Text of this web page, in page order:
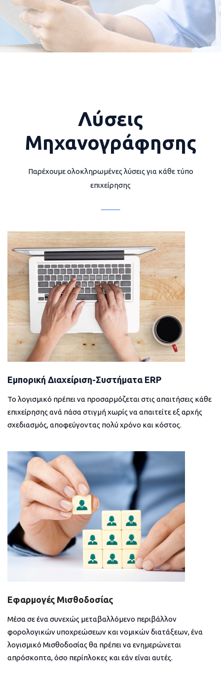
Λύσεις
Μηχανογράφησης
Παρέχουμε ολοκληρωμένες λύσεις για κάθε τύπο
επιχείρησης
Εμπορική Διαχείριση-Συστήματα ERP
Το λογισμικό πρέπει να προσαρμόζεται στις απαιτήσεις κάθε
επιχείρησης ανά πάσα στιγμή χωρίς να απαιτείτε εξ αρχής
σχεδιασμός, αποφεύγοντας πολύ χρόνο και κόστος.
Εφαρμογές Μισθοδοσίας
Μέσα σε ένα συνεχώς μεταβαλλόμενο περιβάλλον
φορολογικών υποχρεώσεων και νομικών διατάξεων, ένα
λογισμικό Μισθοδοσίας θα πρέπει να ενημερώνεται
απρόσκοπτα, όσο περίπλοκες και εάν είναι αυτές.